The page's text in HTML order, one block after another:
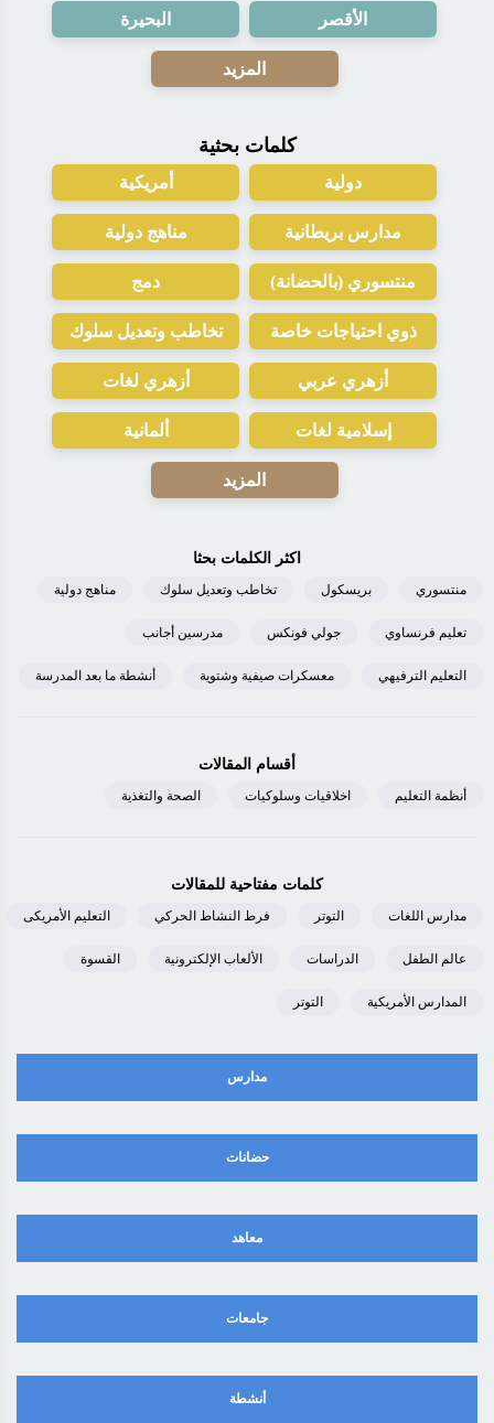
الأقصر البحيرة
المزيد
كلمات بحثية
دولية أمريكية
مدارس بريطانية مناهج دولية
منتسوري (بالحضانة) دمج
ذوي احتياجات خاصة تخاطب وتعديل سلوك
أزهري عربي أزهري لغات
إسلامية لغات ألمانية
المزيد
اكثر الكلمات بحثا
منتسوري بريسكول تخاطب وتعديل سلوك مناهج دولية
تعليم فرنساوي جولي فونكس مدرسين أجانب
التعليم الترفيهي معسكرات صيفية وشتوية أنشطة ما بعد المدرسة
أقسام المقالات
أنظمة التعليم اخلاقيات وسلوكيات الصحة والتغذية
كلمات مفتاحية للمقالات
مدارس اللغات التوتر فرط النشاط الحركي التعليم الأمريكى
عالم الطفل الدراسات الألعاب الإلكترونية القسوة
المدارس الأمريكية التوتر
مدارس
حضانات
معاهد
جامعات
أنشطة